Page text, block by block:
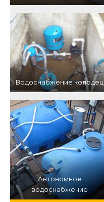
Водоснабжение колодец
Автономное
водоснабжение